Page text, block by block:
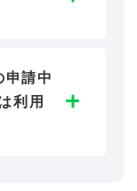
申請中
利用